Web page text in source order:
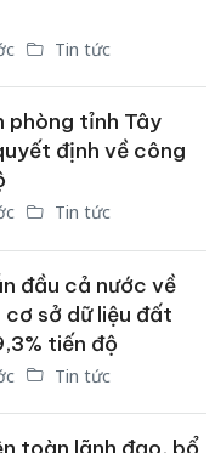
Tin tức
phòng tỉnh Tây
định về công
Tin tức
đầu cả nước về
cơ sở dữ liệu đất
tiến độ
Tin tức